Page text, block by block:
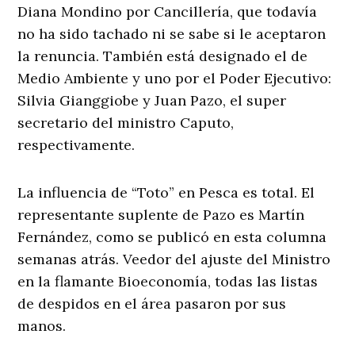
Diana Mondino por Cancillería, que todavía
no ha sido tachado ni se sabe si le aceptaron
la renuncia. También está designado el de
Medio Ambiente y uno por el Poder Ejecutivo:
Silvia Gianggiobe y Juan Pazo, el super
secretario del ministro Caputo,
respectivamente.
La influencia de “Toto” en Pesca es total. El
representante suplente de Pazo es Martín
Fernández, como se publicó en esta columna
semanas atrás. Veedor del ajuste del Ministro
en la flamante Bioeconomía, todas las listas
de despidos en el área pasaron por sus
manos.